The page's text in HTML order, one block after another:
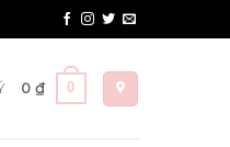
0 ₫ 0